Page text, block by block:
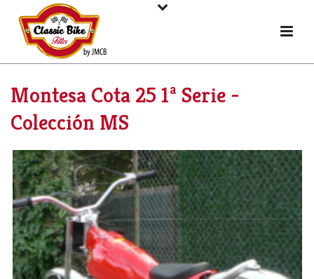
Montesa Cota 25 1ª Serie -
Colección MS